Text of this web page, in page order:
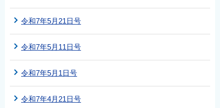
令和7年5月21日号
令和7年5月11日号
令和7年5月1日号
令和7年4月21日号